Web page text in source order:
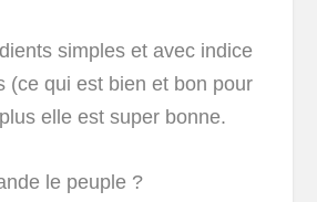
simples et avec indice
(ce qui est bien et bon pour
elle est super bonne.
le peuple ?